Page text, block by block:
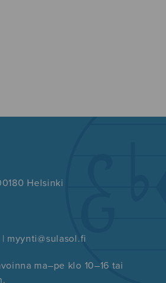
Helsinki
myynti@sulasol.fi
ma–pe klo 10–16 tai